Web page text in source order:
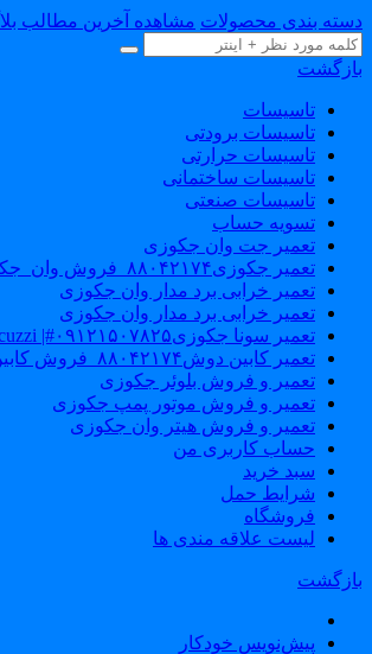
بندی محصولات مشاهده آخرین مطالب بلاگ
تاسیسات
تاسیسات برودتی
تاسیسات حرارتی
تاسیسات ساختمانی
تاسیسات صنعتی
تسویه حساب
تعمیر جت وان جکوزی
تعمیر جکوزی۸۸۰۴۲۱۷۴_فروش وان_جکوزی
تعمیر خرابی برد مدار وان جکوزی
تعمیر خرابی برد مدار وان جکوزی
تعمیر سونا جکوزی۰۹۱۲۱۵۰۷۸۲۵#| Sauna | Jacuzzi
تعمیر کابین دوش۸۸۰۴۲۱۷۴_فروش کابین دوش
تعمیر و فروش بلوئر جکوزی
تعمیر و فروش موتور پمپ جکوزی
تعمیر و فروش هیتر وان جکوزی
حساب کاربری من
سبد خرید
شرایط حمل
فروشگاه
لیست علاقه مندی ها
پیش‌نویس خودکار